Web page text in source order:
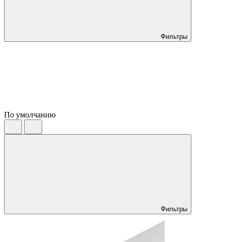
Фильтры
По умолчанию
Фильтры